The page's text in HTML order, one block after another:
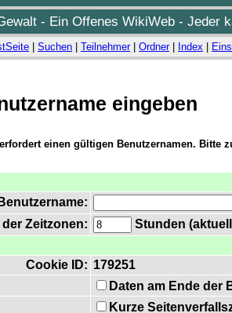
- Ein Offenes WikiWeb - Jeder
Suchen Teilnehmer| Ordner| Index
eingeben
einen gültigen Benutzernamen. Bitte
Benutzername:
Zeitzonen:
Stunden
Cookie ID: 179251
Daten am Ende der
Kurze